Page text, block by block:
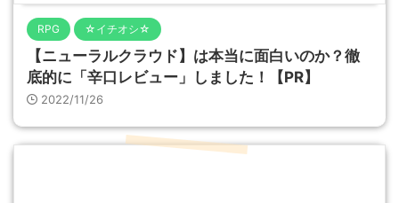
RPG ☆イチオシ☆
【ニューラルクラウド】は本当に面白いのか？徹
底的に「辛口レビュー」しました！【PR】
2022/11/26